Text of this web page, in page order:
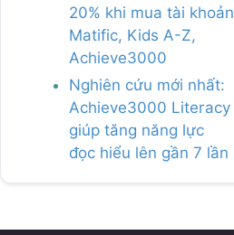
20% khi mua tài khoản
Matific, Kids A-Z,
Achieve3000
Nghiên cứu mới nhất:
Achieve3000 Literacy
giúp tăng năng lực
đọc hiểu lên gần 7 lần